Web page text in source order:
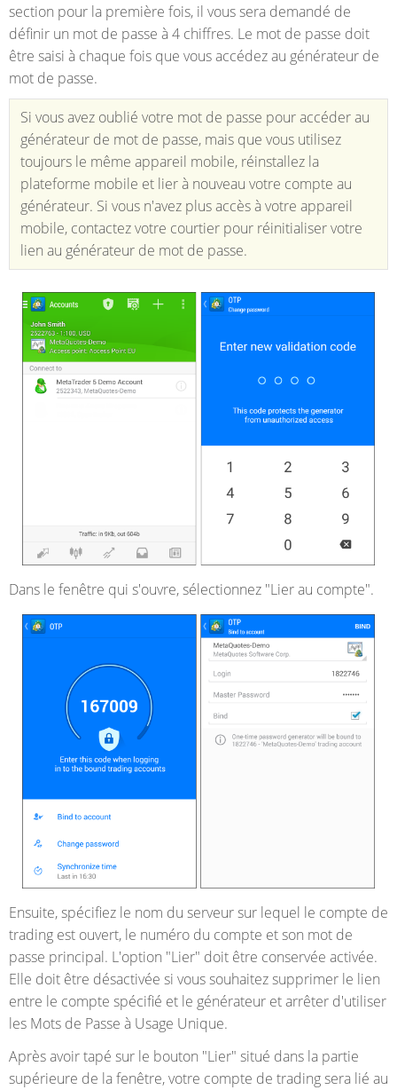
section pour la première fois, il vous sera demandé de
définir un mot de passe à 4 chiffres. Le mot de passe doit
être saisi à chaque fois que vous accédez au générateur de
mot de passe.
Si vous avez oublié votre mot de passe pour accéder au
générateur de mot de passe, mais que vous utilisez
toujours le même appareil mobile, réinstallez la
plateforme mobile et lier à nouveau votre compte au
générateur. Si vous n'avez plus accès à votre appareil
mobile, contactez votre courtier pour réinitialiser votre
lien au générateur de mot de passe.
Dans le fenêtre qui s'ouvre, sélectionnez "Lier au compte".
Ensuite, spécifiez le nom du serveur sur lequel le compte de
trading est ouvert, le numéro du compte et son mot de
passe principal. L'option "Lier" doit être conservée activée.
Elle doit être désactivée si vous souhaitez supprimer le lien
entre le compte spécifié et le générateur et arrêter d'utiliser
les Mots de Passe à Usage Unique.
Après avoir tapé sur le bouton "Lier" situé dans la partie
supérieure de la fenêtre, votre compte de trading sera lié au